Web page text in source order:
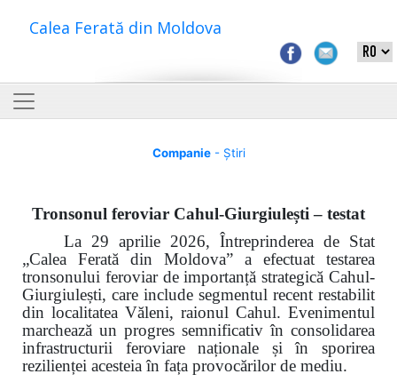
Calea Ferată din Moldova
Companie- Știri
Tronsonul feroviar Cahul-Giurgiulești – testat
La 29 aprilie 2026, Întreprinderea de Stat
„Calea Ferată din Moldova” a efectuat testarea
tronsonului feroviar de importanță strategică Cahul-
Giurgiulești, care include segmentul recent restabilit
din localitatea Văleni, raionul Cahul. Evenimentul
marchează un progres semnificativ în consolidarea
infrastructurii feroviare naționale și în sporirea
rezilienței acesteia în fața provocărilor de mediu.